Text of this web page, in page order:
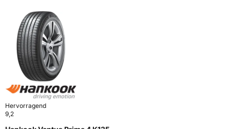
Hervorragend
9,2